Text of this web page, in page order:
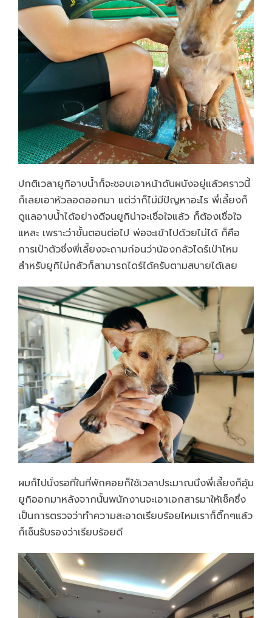
ปกติเวลายูกิอาบน้ำก็จะชอบเอาหน้าดันผนังอยู่แล้วคราวนี้
ก็เลยเอาหัวลอดออกมา แต่ว่าก็ไม่มีปัญหาอะไร พี่เลี้ยงก็
ดูแลอาบน้ำได้อย่างดีจนยูกิน่าจะเชื่อใจแล้ว ก็ต้องเชื่อใจ
แหละ เพราะว่าขั้นตอนต่อไป พ่อจะเข้าไปด้วยไม่ได้ ก็คือ
การเป่าตัวซึ่งพี่เลี้ยงจะถามก่อนว่าน้องกลัวไดร์เป่าไหม
สำหรับยูกิไม่กลัวก็สามารถไดร์ได้ครับตามสบายได้เลย
ผมก็ไปนั่งรอที่ในที่พักคอยก็ใช้เวลาประมาณนึงพี่เลี้ยงก็อุ้ม
ยูกิออกมาหลังจากนั้นพนักงานจะเอาเอกสารมาให้เช็คซึ่ง
เป็นการตรวจว่าทำความสะอาดเรียบร้อยไหมเราก็ติ๊กๆแล้ว
ก็เซ็นรับรองว่าเรียบร้อยดี